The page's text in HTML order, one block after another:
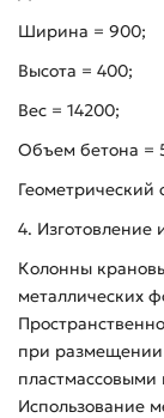
Ширина = 900;
Высота = 400;
Вес = 14200;
Объем бетона =
Геометрический
4. Изготовление
Колонны
металлических
при размещении
Использование